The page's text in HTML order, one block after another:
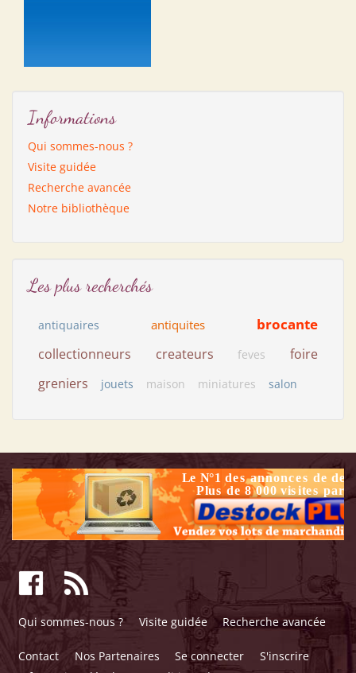
Informations
Qui sommes-nous ?
Visite guidée
Recherche avancée
Notre bibliothèque
Les plus recherchés
antiquaires antiquites brocante
collectionneurs createurs feves
foire
greniers
jouets maison miniatures salon
Qui sommes-nous ? Visite guidée Recherche avancée
Contact Nos Partenaires Se connecter
S'inscrire